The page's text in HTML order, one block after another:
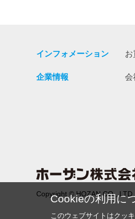
インフォメーション お
企業情報 会
Copyright © HOZAN CO.,
Cookieの利用に
このウェブサイトはクッ